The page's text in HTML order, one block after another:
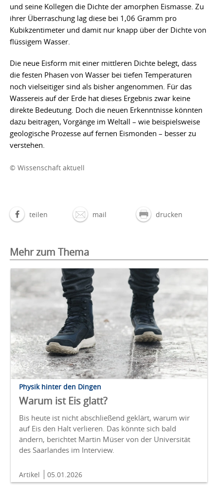
und seine Kollegen die Dichte der amorphen Eismasse. Zu
ihrer Überraschung lag diese bei 1,06 Gramm pro
Kubikzentimeter und damit nur knapp über der Dichte von
flüssigem Wasser.
Die neue Eisform mit einer mittleren Dichte belegt, dass
die festen Phasen von Wasser bei tiefen Temperaturen
noch vielseitiger sind als bisher angenommen. Für das
Wassereis auf der Erde hat dieses Ergebnis zwar keine
direkte Bedeutung. Doch die neuen Erkenntnisse könnten
dazu beitragen, Vorgänge im Weltall – wie beispielsweise
geologische Prozesse auf fernen Eismonden – besser zu
verstehen.
© Wissenschaft aktuell
teilen mail drucken
Mehr zum Thema
Physik hinter den Dingen
Warum ist Eis glatt?
Bis heute ist nicht abschließend geklärt, warum wir
auf Eis den Halt verlieren. Das könnte sich bald
ändern, berichtet Martin Müser von der Universität
des Saarlandes im Interview.
Artikel 05.01.2026